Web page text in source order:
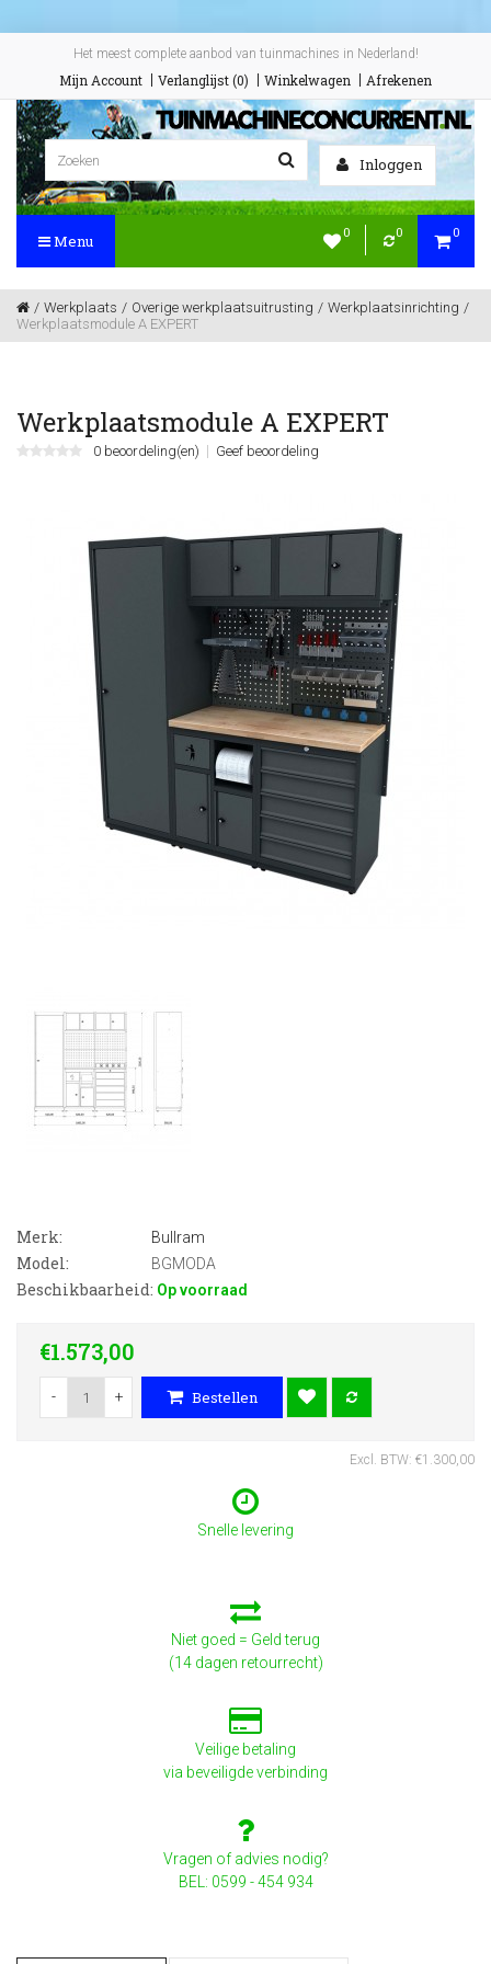
Het meest complete aanbod van tuinmachines in Nederland!
Mijn Account Verlanglijst (0) Winkelwagen Afrekenen
Inloggen
0 0 0
Menu
Werkplaats Overige werkplaatsuitrusting
Werkplaatsinrichting
Werkplaatsmodule A EXPERT
Werkplaatsmodule A EXPERT
0 beoordeling(en) Geef beoordeling
Merk: Bullram
Model: BGMODA
Beschikbaarheid: Op voorraad
€1.573,00
- + Bestellen
Excl. BTW: €1.300,00
Snelle levering
Niet goed = Geld terug
(14 dagen retourrecht)
Veilige betaling
via beveiligde verbinding
Vragen of advies nodig?
BEL: 0599 - 454 934